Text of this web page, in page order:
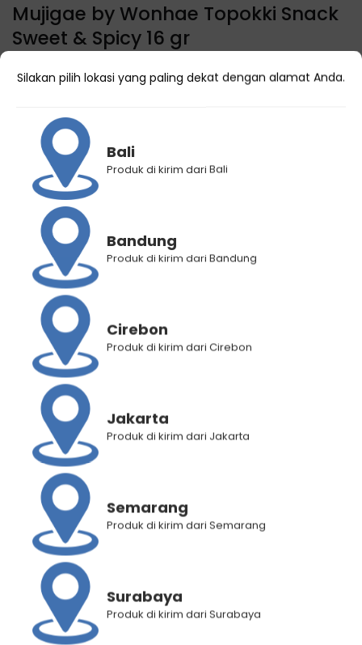
Mujigae by Wonhae Topokki Snack
Sweet & Spicy 16 gr
Kategori Makanan Korea
Brand: Mujigae - Wonhae
Deskripsi Produk
Informasi Tambahan
Penilaian Produk (0)
RELATED PRODUCTS
Mujigae by Wonhae
Cheese Ramyun 120 gram
Wonhae Churros Snack
Silakan pilih lokasi yang paling dekat dengan alamat Anda.
Bali
Produk di kirim dari Bali
Bandung
Produk di kirim dari Bandung
Cirebon
Produk di kirim dari Cirebon
Jakarta
Produk di kirim dari Jakarta
Semarang
Produk di kirim dari Semarang
Surabaya
Produk di kirim dari Surabaya